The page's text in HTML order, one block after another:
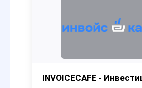
INVOICECAFE -